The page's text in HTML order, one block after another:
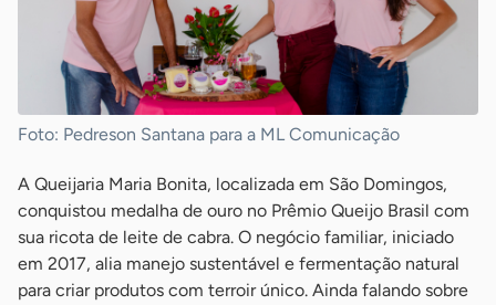
Foto: Pedreson Santana para a ML Comunicação
A Queijaria Maria Bonita, localizada em São Domingos,
conquistou medalha de ouro no Prêmio Queijo Brasil com
sua ricota de leite de cabra. O negócio familiar, iniciado
em 2017, alia manejo sustentável e fermentação natural
para criar produtos com terroir único. Ainda falando sobre